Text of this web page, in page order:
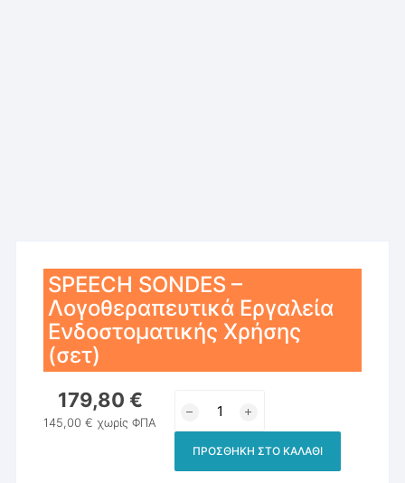
SPEECH SONDES –
Λογοθεραπευτικά Εργαλεία
Ενδοστοματικής Χρήσης
(σετ)
179,80 €
145,00€ χωρίς ΦΠΑ
SONDES
ΠΡΟΣΘΉΚΗ ΣΤΟ ΚΑΛΆΘΙ